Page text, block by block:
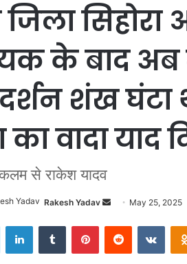
जिला
के बाद
शंख घंटा
वादा याद
से राकेश यादव
Rakesh Yadav
n
d
May 25, 2025